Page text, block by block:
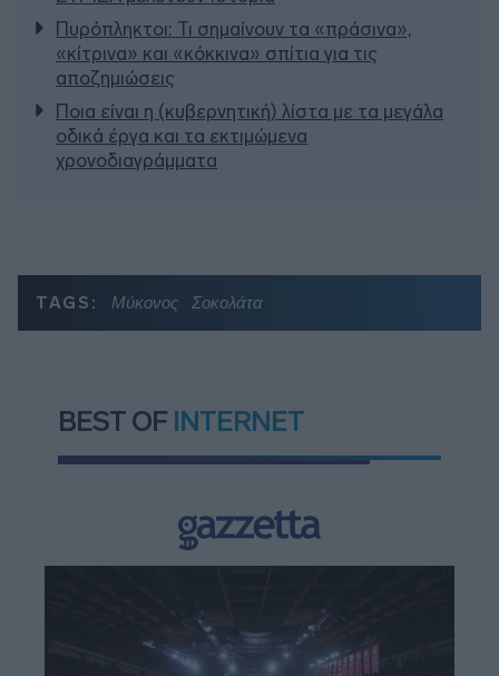
Πυρόπληκτοι: Τι σημαίνουν τα «πράσινα»,
«κίτρινα» και «κόκκινα» σπίτια για τις
αποζημιώσεις
Ποια είναι η (κυβερνητική) λίστα με τα μεγάλα
οδικά έργα και τα εκτιμώμενα
χρονοδιαγράμματα
TAGS: Μύκονος Σοκολάτα
BEST OF INTERNET